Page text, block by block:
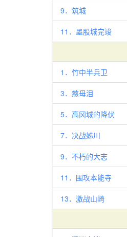
9．筑城
11．墨股城完竣
1．竹中半兵卫
3．慈母泪
5．高冈城的降伏
7．决战姊川
9．不朽的大志
11．围攻本能寺
13．激战山崎